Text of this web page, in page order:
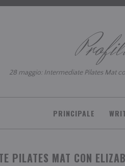
28 maggio: Intermediate Pilates Mat
PRINCIPALE
PILATES MAT CON